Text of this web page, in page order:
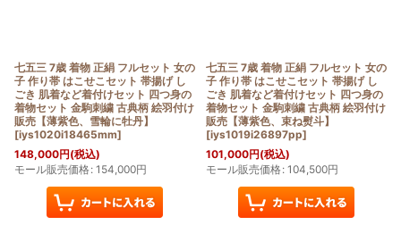
七五三 7歳 着物 正絹 フルセット 女の
子 作り帯 はこせこセット 帯揚げ し
ごき 肌着など着付けセット 四つ身の
着物セット 金駒刺繍 古典柄 絵羽付け
販売【薄紫色、雪輪に牡丹】
[iys1020i18465mm]
148,000円(税込)
モール販売価格: 154,000円
七五三 7歳 着物 正絹 フルセット 女の
子 作り帯 はこせこセット 帯揚げ し
ごき 肌着など着付けセット 四つ身の
着物セット 金駒刺繍 古典柄 絵羽付け
販売【薄紫色、束ね熨斗】
[iys1019i26897pp]
101,000円(税込)
モール販売価格: 104,500円